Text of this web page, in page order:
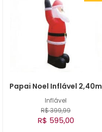
Inflável
Papai Noel Inflável 2,40m
R$ 399,99
R$ 595,00